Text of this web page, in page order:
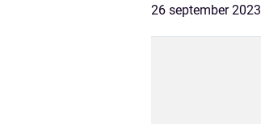
26 september 2023